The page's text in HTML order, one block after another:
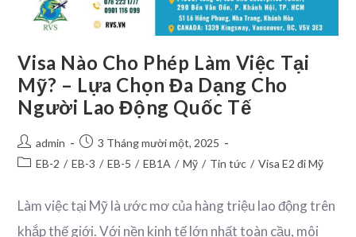
Visa Nào Cho Phép Làm Việc Tại
Mỹ? – Lựa Chọn Đa Dạng Cho
Người Lao Động Quốc Tế
admin
3 Tháng mười một, 2025
EB-2 / EB-3 / EB-5 / EB1A / Mỹ / Tin tức / Visa E2 đi Mỹ
Làm việc tại Mỹ là ước mơ của hàng triệu lao động trên
khắp thế giới. Với nền kinh tế lớn nhất toàn cầu, môi